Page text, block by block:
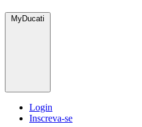
MyDucati
Login
Inscreva-se